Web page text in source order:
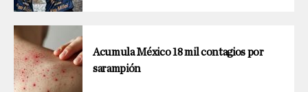
Acumula México 18 mil contagios por
sarampión